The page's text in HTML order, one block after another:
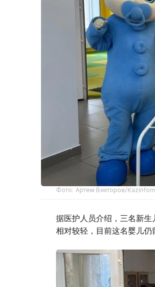
Фото: Артем Викторов/
据医护人员介绍，三名新
相对较轻，目前这名婴儿仍